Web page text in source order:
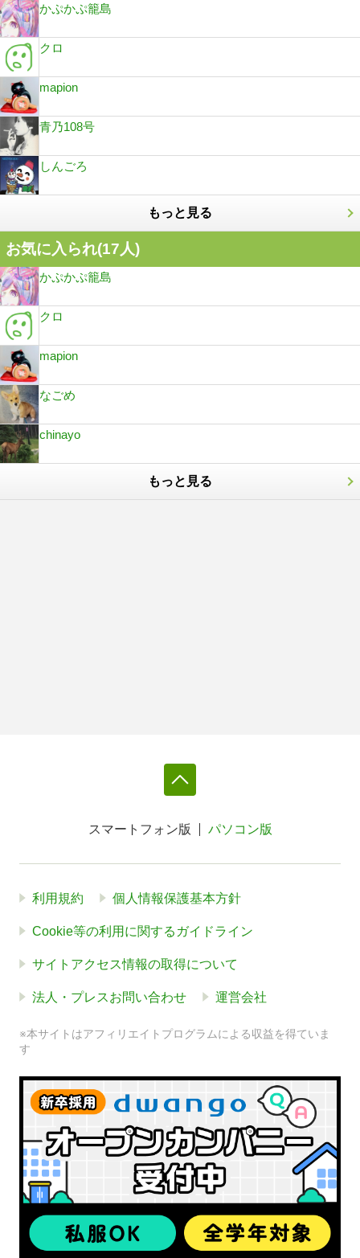
かぷかぷ籠島
クロ
mapion
青乃108号
しんごろ
もっと見る
お気に入られ(17人)
かぷかぷ籠島
クロ
mapion
なごめ
chinayo
もっと見る
スマートフォン版 パソコン版
利用規約 個人情報保護基本方針
Cookie等の利用に関するガイドライン
サイトアクセス情報の取得について
法人・プレスお問い合わせ 運営会社
※本サイトはアフィリエイトプログラムによる収益を得ていま
す